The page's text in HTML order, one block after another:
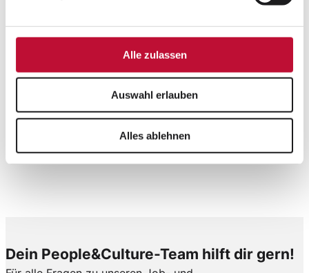
Alle zulassen
Auswahl erlauben
Alles ablehnen
Einfach mal reinschnuppern? Bei
Dein People&Culture-Team hilft dir gern!